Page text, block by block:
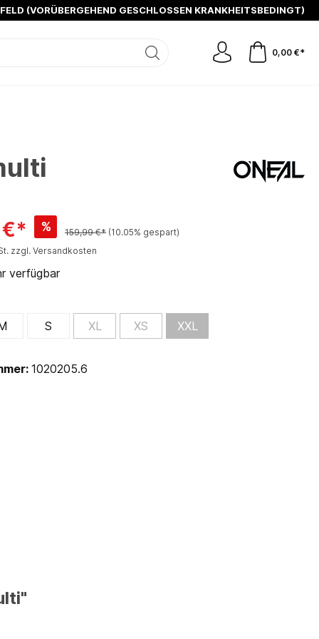
(VORÜBERGEHEND GESCHLOSSEN KRANKHEITSBEDINGT)
0,00 €*
€* % 159,99 €* (10.05% gespart)
zzgl. Versandkosten
verfügbar
S XL XS XXL
1020205.6